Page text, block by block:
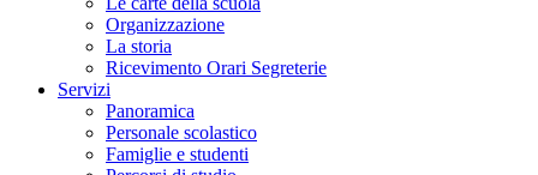
Organizzazione
La storia
Ricevimento Orari Segreterie
Servizi
Panoramica
Personale scolastico
Famiglie e studenti